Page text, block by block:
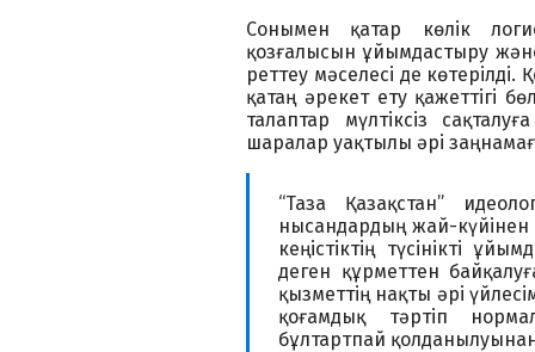
Сонымен қатар көлік
қозғалысын ұйымдастыру
реттеу мәселесі де көтерілді.
қатаң әрекет ету қажеттігі
талаптар мүлтіксіз
шаралар уақтылы әрі
“Таза Қазақстан”
нысандардың жай-күйінен
кеңістіктің түсінікті
деген құрметтен
қызметтің нақты әрі
қоғамдық тәртіп
бұлтартпай